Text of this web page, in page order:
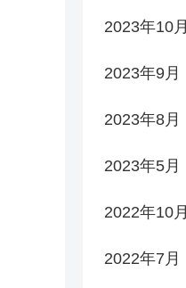
2023年10月
2023年9月
2023年8月
2023年5月
2022年10月
2022年7月